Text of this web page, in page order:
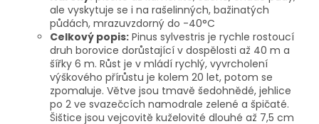
ale vyskytuje se i na rašelinných, bažinatých
půdách, mrazuvzdorný do -40°C
Celkový popis: Pinus sylvestris je rychle rostoucí
druh borovice dorůstající v dospělosti až 40 m a
šířky 6 m. Růst je v mládí rychlý, vyvrcholení
výškového přírůstu je kolem 20 let, potom se
zpomaluje. Větve jsou tmavě šedohnědé, jehlice
po 2 ve svazečcích namodrale zelené a špičaté.
Šištice jsou vejcovitě kuželovité dlouhé až 7,5 cm